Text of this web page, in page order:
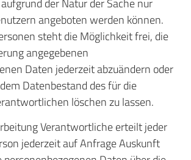
der Natur der Sache nur
angeboten werden können.
steht die Möglichkeit frei, die
angegebenen
Daten jederzeit abzuändern oder
Datenbestand des für die
löschen zu lassen.
Verantwortliche erteilt jeder
jederzeit auf Anfrage Auskunft